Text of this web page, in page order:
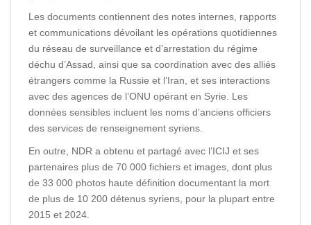
Les documents contiennent des notes internes, rapports
et communications dévoilant les opérations quotidiennes
du réseau de surveillance et d’arrestation du régime
déchu d’Assad, ainsi que sa coordination avec des alliés
étrangers comme la Russie et l’Iran, et ses interactions
avec des agences de l’ONU opérant en Syrie. Les
données sensibles incluent les noms d’anciens officiers
des services de renseignement syriens.
En outre, NDR a obtenu et partagé avec l’ICIJ et ses
partenaires plus de 70 000 fichiers et images, dont plus
de 33 000 photos haute définition documentant la mort
de plus de 10 200 détenus syriens, pour la plupart entre
2015 et 2024.